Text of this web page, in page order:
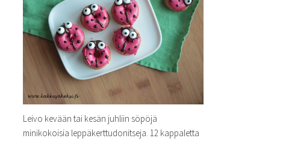
Leivo kevään tai kesän juhliin söpöjä
minikokoisia leppäkerttudonitseja. 12 kappaletta